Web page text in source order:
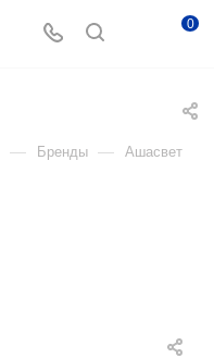
0
— Бренды — Ашасвет